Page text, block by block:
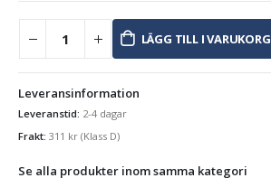
LÄGG TILL I VARUKORG
Leveransinformation
Leveranstid: 2-4 dagar
Frakt: 311 kr (Klass D)
Se alla produkter inom samma kategori